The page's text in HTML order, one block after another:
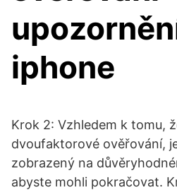
iphone
Krok 2: Vzhledem k tomu,
dvoufaktorové ověřování,
zobrazený na
abyste mohli pokračovat.